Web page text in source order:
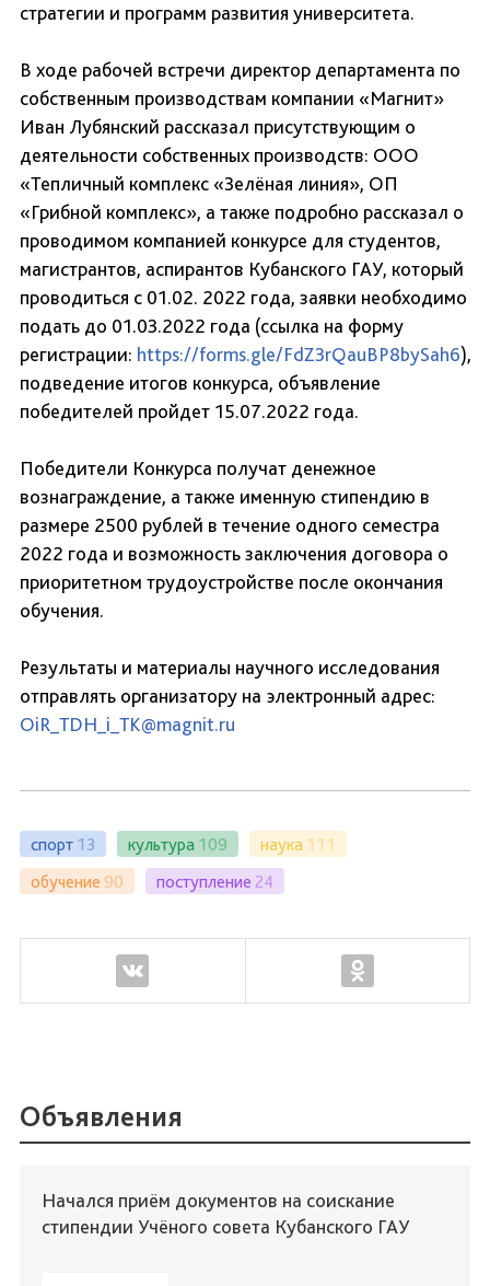
стратегии и программ развития университета.
В ходе рабочей встречи директор департамента по
собственным производствам компании «Магнит»
Иван Лубянский рассказал присутствующим о
деятельности собственных производств: ООО
«Тепличный комплекс «Зелёная линия», ОП
«Грибной комплекс», а также подробно рассказал о
проводимом компанией конкурсе для студентов,
магистрантов, аспирантов Кубанского ГАУ, который
проводиться с 01.02. 2022 года, заявки необходимо
подать до 01.03.2022 года (ссылка на форму
регистрации: https://forms.gle/FdZ3rQauBP8bySah6),
подведение итогов конкурса, объявление
победителей пройдет 15.07.2022 года.
Победители Конкурса получат денежное
вознаграждение, а также именную стипендию в
размере 2500 рублей в течение одного семестра
2022 года и возможность заключения договора о
приоритетном трудоустройстве после окончания
обучения.
Результаты и материалы научного исследования
отправлять организатору на электронный адрес:
OiR_TDH_i_TK@magnit.ru
спорт 13 культура 109 наука 111
обучение 90 поступление 24
Объявления
Начался приём документов на соискание
стипендии Учёного совета Кубанского ГАУ